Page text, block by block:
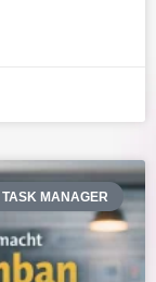
TASK MANAGER